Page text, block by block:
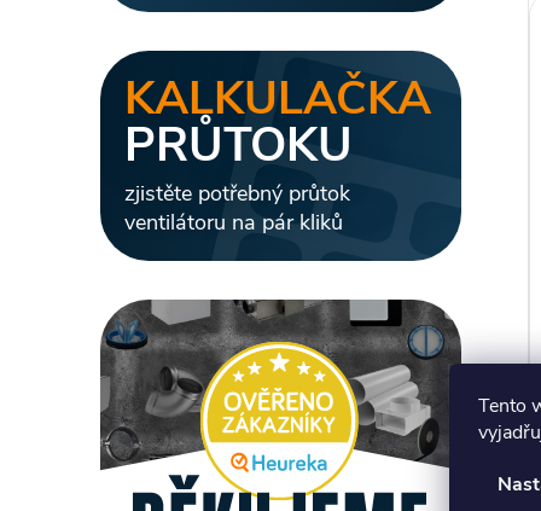
Tento
KALKULAČKA
PRŮTOKU
zjistěte potřebný průtok
ventilátoru na pár kliků